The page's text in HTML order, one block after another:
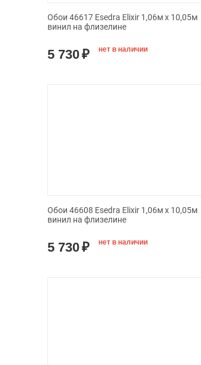
Обои 46617 Esedra Elixir 1,06м х 10,05м
винил на флизелине
5 730₽ нет в наличии
Обои 46608 Esedra Elixir 1,06м х 10,05м
винил на флизелине
5 730₽ нет в наличии